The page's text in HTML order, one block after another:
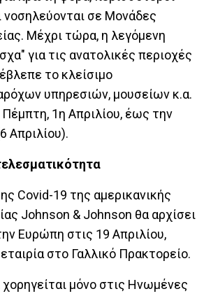
σε Μονάδες
Μέχρι τώρα, η λεγόμενη
για τις ανατολικές περιοχές
το κλείσιμο
υπηρεσιών, μουσείων κ.α.
1η Απριλίου, έως την
Απριλίου).
Covid-19 της αμερικανικής
Johnson & Johnson θα αρχίσει
Ευρώπη στις 19 Απριλίου,
στο Γαλλικό Πρακτορείο.
μόνο στις Ηνωμένες